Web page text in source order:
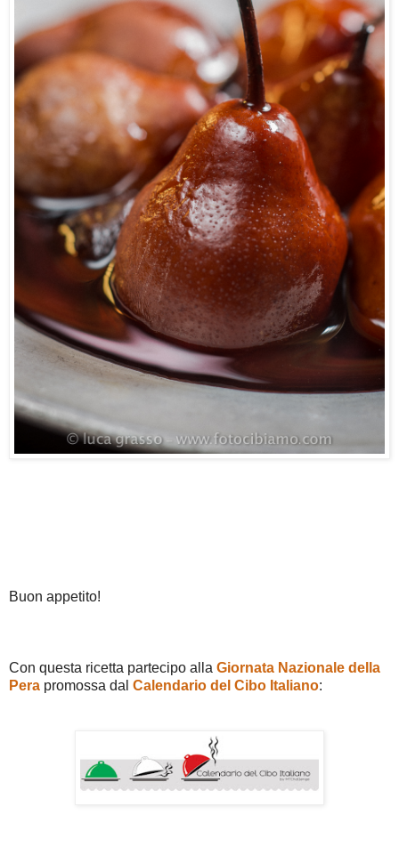
Buon appetito!
Con questa ricetta partecipo alla Giornata Nazionale della
Pera promossa dal Calendario del Cibo Italiano: